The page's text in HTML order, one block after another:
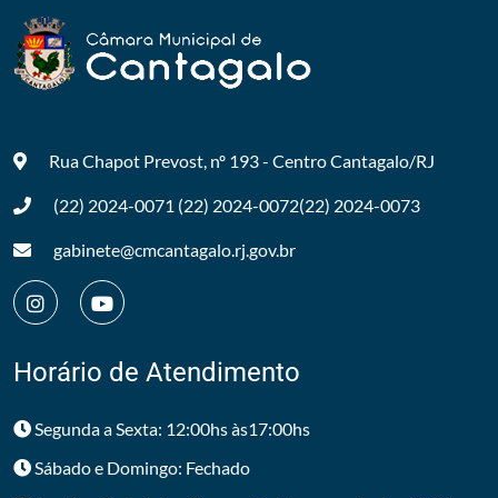
Rua Chapot Prevost, nº 193 - CentroCantagalo/RJ
(22) 2024-0071 (22) 2024-0072(22) 2024-0073
gabinete@cmcantagalo.rj.gov.br
Horário de Atendimento
Segunda a Sexta: 12:00hs às17:00hs
Sábado e Domingo: Fechado